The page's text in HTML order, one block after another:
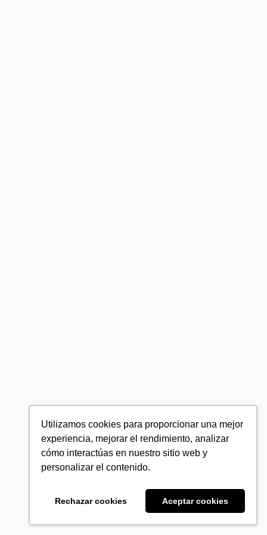
Utilizamos cookies para proporcionar una mejor
experiencia, mejorar el rendimiento, analizar
cómo interactúas en nuestro sitio web y
personalizar el contenido.
Rechazar cookies Aceptar cookies